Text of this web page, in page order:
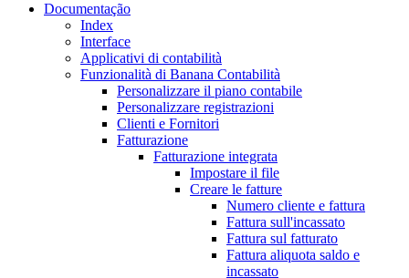
Documentação
Index
Interface
Applicativi di contabilità
Funzionalità di Banana Contabilità
Personalizzare il piano contabile
Personalizzare registrazioni
Clienti e Fornitori
Fatturazione
Fatturazione integrata
Impostare il file
Creare le fatture
Numero cliente e fattura
Fattura sull'incassato
Fattura sul fatturato
Fattura aliquota saldo e
incassato